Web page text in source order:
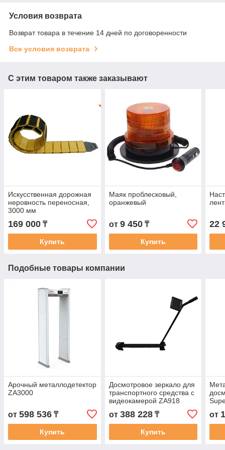
Условия возврата
Возврат товара в течение 14 дней по договоренности
Все условия возврата
С этим товаром также заказывают
Искусственная дорожная
неровность переносная,
3000 мм
169 000 ₸
Купить
Маяк проблесковый,
оранжевый
от 9 450₸
Купить
22
Подобные товары компании
Арочный металлодетектор
ZA3000
от 598 536 ₸
Купить
Досмотровое зеркало для
транспортного средства с
видеокамерой ZA918
от 388 228₸
Купить
от